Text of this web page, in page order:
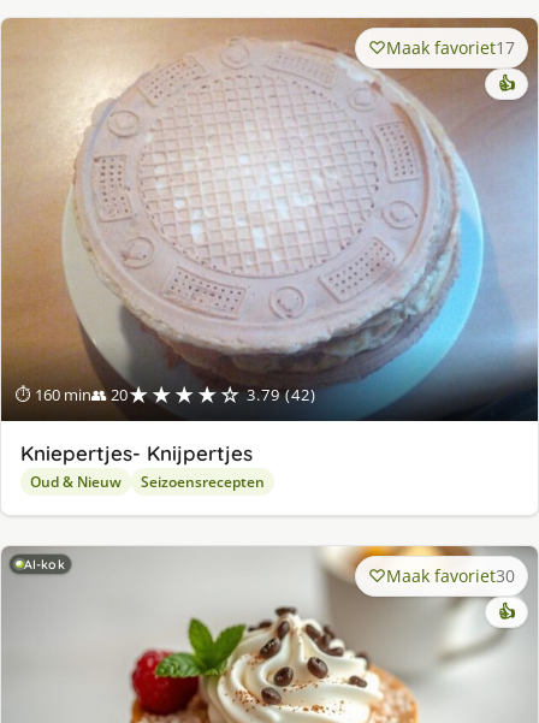
⏱ 160 min👥 20★★★★☆ 3.79 (42)
Maak favoriet17
👍
Kniepertjes- Knijpertjes
Oud & Nieuw Seizoensrecepten
AI-kok Maak favoriet30
👍